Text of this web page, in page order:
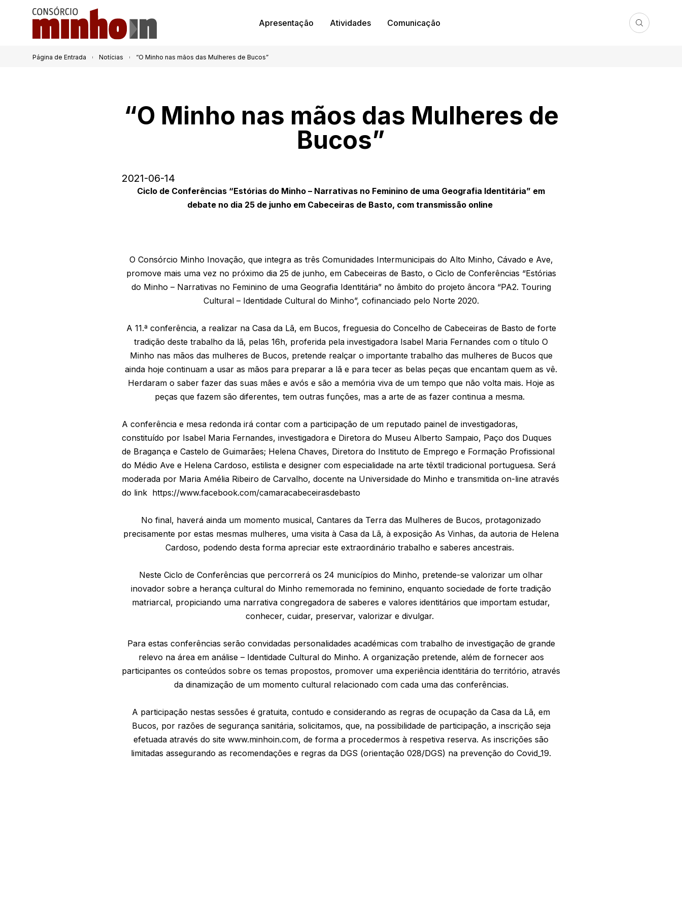
Apresentação Atividades Comunicação
Página de Entrada Notícias “O Minho nas mãos das Mulheres de Bucos”
“O Minho nas mãos das Mulheres de
Bucos”
2021-06-14
Ciclo de Conferências “Estórias do Minho – Narrativas no Feminino de uma Geografia Identitária” em
debate no dia 25 de junho em Cabeceiras de Basto, com transmissão online
O Consórcio Minho Inovação, que integra as três Comunidades Intermunicipais do Alto Minho, Cávado e Ave,
promove mais uma vez no próximo dia 25 de junho, em Cabeceiras de Basto, o Ciclo de Conferências “Estórias
do Minho – Narrativas no Feminino de uma Geografia Identitária” no âmbito do projeto âncora “PA2. Touring
Cultural – Identidade Cultural do Minho”, cofinanciado pelo Norte 2020.
A 11.ª conferência, a realizar na Casa da Lã, em Bucos, freguesia do Concelho de Cabeceiras de Basto de forte
tradição deste trabalho da lã, pelas 16h, proferida pela investigadora Isabel Maria Fernandes com o título O
Minho nas mãos das mulheres de Bucos, pretende realçar o importante trabalho das mulheres de Bucos que
ainda hoje continuam a usar as mãos para preparar a lã e para tecer as belas peças que encantam quem as vê.
Herdaram o saber fazer das suas mães e avós e são a memória viva de um tempo que não volta mais. Hoje as
peças que fazem são diferentes, tem outras funções, mas a arte de as fazer continua a mesma.
A conferência e mesa redonda irá contar com a participação de um reputado painel de investigadoras,
constituído por Isabel Maria Fernandes, investigadora e Diretora do Museu Alberto Sampaio, Paço dos Duques
de Bragança e Castelo de Guimarães; Helena Chaves, Diretora do Instituto de Emprego e Formação Profissional
do Médio Ave e Helena Cardoso, estilista e designer com especialidade na arte têxtil tradicional portuguesa. Será
moderada por Maria Amélia Ribeiro de Carvalho, docente na Universidade do Minho e transmitida on-line através
do link https://www.facebook.com/camaracabeceirasdebasto
No final, haverá ainda um momento musical, Cantares da Terra das Mulheres de Bucos, protagonizado
precisamente por estas mesmas mulheres, uma visita à Casa da Lã, à exposição As Vinhas, da autoria de Helena
Cardoso, podendo desta forma apreciar este extraordinário trabalho e saberes ancestrais.
Neste Ciclo de Conferências que percorrerá os 24 municípios do Minho, pretende-se valorizar um olhar
inovador sobre a herança cultural do Minho rememorada no feminino, enquanto sociedade de forte tradição
matriarcal, propiciando uma narrativa congregadora de saberes e valores identitários que importam estudar,
conhecer, cuidar, preservar, valorizar e divulgar.
Para estas conferências serão convidadas personalidades académicas com trabalho de investigação de grande
relevo na área em análise – Identidade Cultural do Minho. A organização pretende, além de fornecer aos
participantes os conteúdos sobre os temas propostos, promover uma experiência identitária do território, através
da dinamização de um momento cultural relacionado com cada uma das conferências.
A participação nestas sessões é gratuita, contudo e considerando as regras de ocupação da Casa da Lã, em
Bucos, por razões de segurança sanitária, solicitamos, que, na possibilidade de participação, a inscrição seja
efetuada através do site www.minhoin.com, de forma a procedermos à respetiva reserva. As inscrições são
limitadas assegurando as recomendações e regras da DGS (orientação 028/DGS) na prevenção do Covid_19.